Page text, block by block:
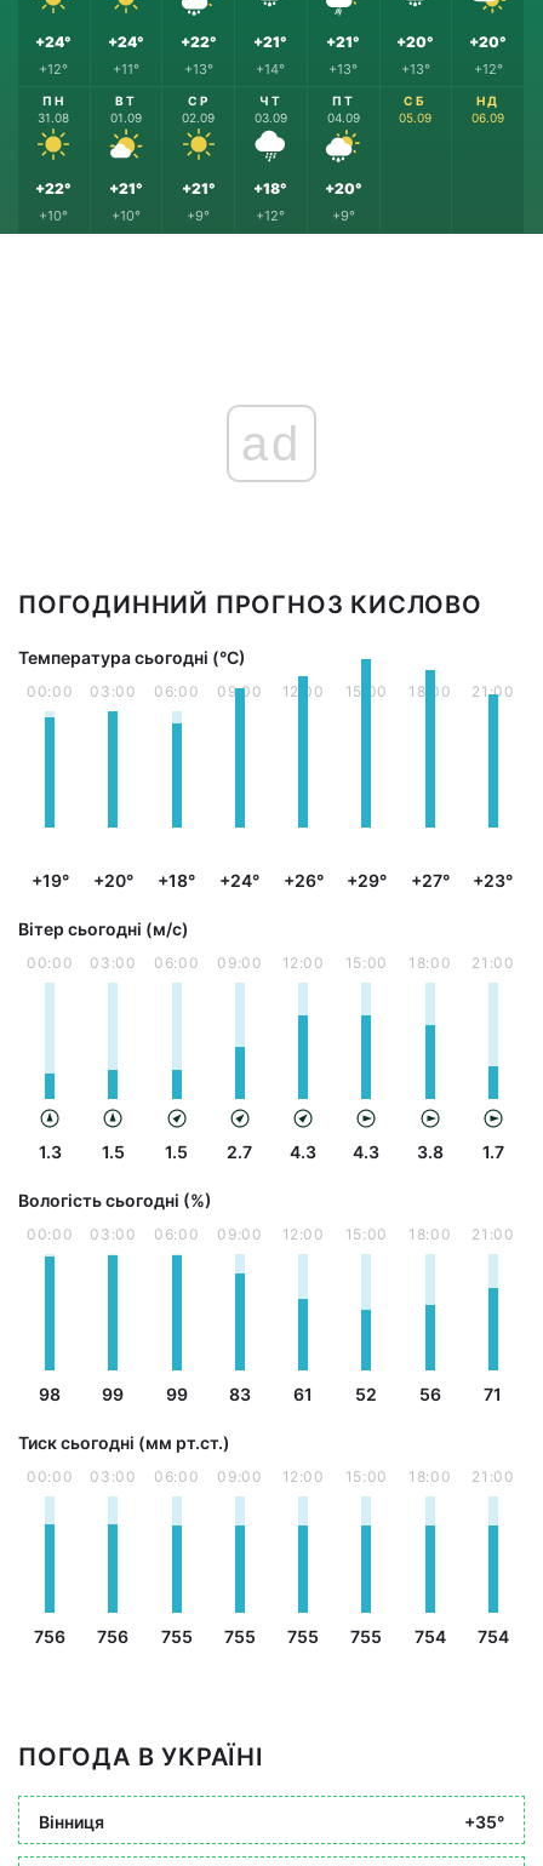
+24°
+12°
+24°
+11°
+22°
+13°
+21°
+14°
+21°
+13°
+20°
+13°
+20°
+12°
ПН
31.08
+22°
+10°
ВТ
01.09
+21°
+10°
СР
02.09
+21°
+9°
ЧТ
03.09
+18°
+12°
ПТ
04.09
+20°
+9°
СБ
05.09
НД
06.09
ad
ПОГОДИННИЙ ПРОГНОЗ КИСЛОВО
Температура сьогодні (°С)
00:00
+19°
03:00
+20°
06:00
+18°
09:00
+24°
12:00
+26°
15:00
+29°
18:00
+27°
21:00
+23°
Вітер сьогодні (м/с)
00:00
1.3
03:00
1.5
06:00
1.5
09:00
2.7
12:00
4.3
15:00
4.3
18:00
3.8
21:00
1.7
Вологість сьогодні (%)
00:00
98
03:00
99
06:00
99
09:00
83
12:00
61
15:00
52
18:00
56
21:00
71
Тиск сьогодні (мм рт.ст.)
00:00
756
03:00
756
06:00
755
09:00
755
12:00
755
15:00
755
18:00
754
21:00
754
ПОГОДА В УКРАЇНІ
Вінниця +35°